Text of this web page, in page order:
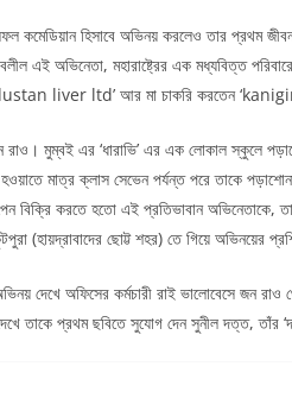
কমেডিয়ান হিসাবে অভিনয় করলেও তার প্রথম
এই অভিনেতা, মহারাষ্ট্রের এক মধ্যবিত্ত
liver ltd’ আর মা চাকরি করতেন
রাও। মুম্বই এর ‘ধারাভি’ এর এক লোকাল স্কুলে
মাত্র ক্লাস সেভেন পর্যন্ত পরে তাকে
বিক্রি করতে হতো এই প্রতিভাবান অভিনেতাকে,
(হায়দ্রাবাদের ছোট্ট শহর) তে গিয়ে অভিনয়ের
দেখে অফিসের কর্মচারী রাই ভালোবেসে জন রাও
তাকে প্রথম ছবিতে সুযোগ দেন সুনীল দত্ত, তাঁর